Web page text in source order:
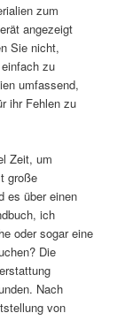
zum
angezeigt
Sie nicht,
zu
umfassend,
ihr Fehlen zu
Zeit, um
große
es über einen
ich
oder sogar eine
Die
Nach
von